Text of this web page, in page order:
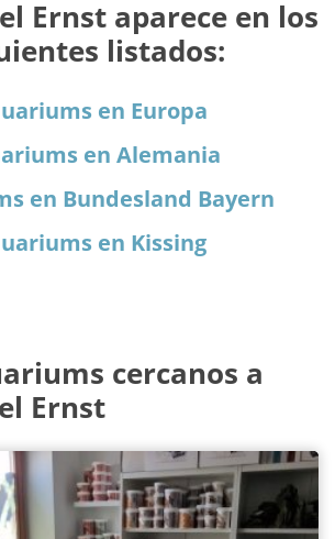
Ernst aparece en los
listados:
en Europa
en Alemania
en Bundesland Bayern
en Kissing
cercanos a
Ernst